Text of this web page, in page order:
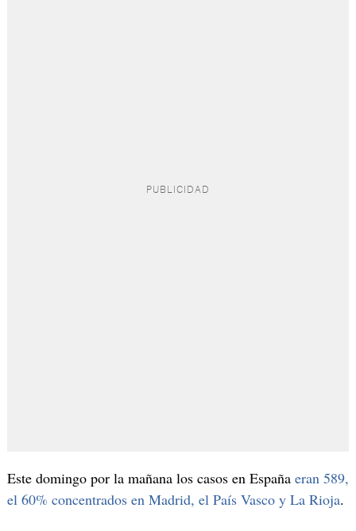
Este domingo por la mañana los casos en España eran 589,
el 60% concentrados en Madrid, el País Vasco y La Rioja.